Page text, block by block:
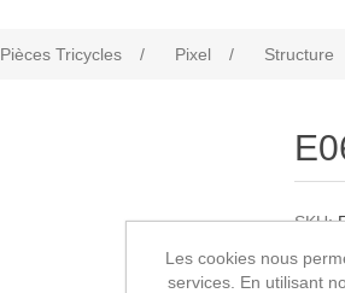
Pièces Tricycles / Pixel / Structure
SKU:
Les cookies nous
services. En utilisant